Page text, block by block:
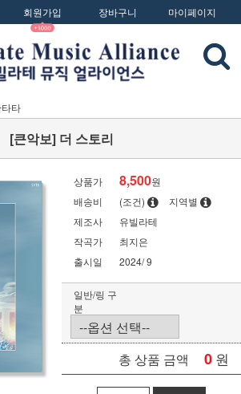
회원가입 장바구니 마이페이지
타
[큰악보] 더 스토리
상품가 8,500원
배송비
(조건)
지역별
제조사
유빌라테
작곡가
최지은
출시일
2024/ 9
일반/링 구
분
총 상품 금액 0 원